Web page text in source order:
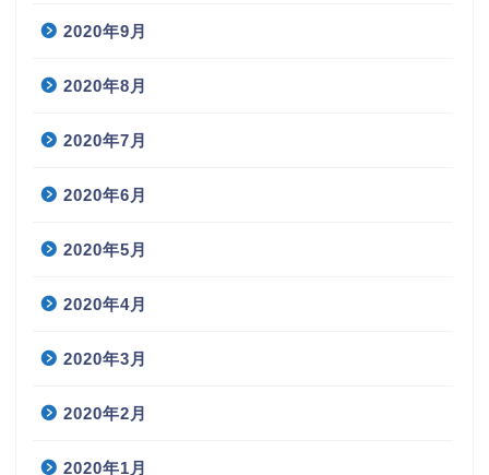
2020年9月
2020年8月
2020年7月
2020年6月
2020年5月
2020年4月
2020年3月
2020年2月
2020年1月